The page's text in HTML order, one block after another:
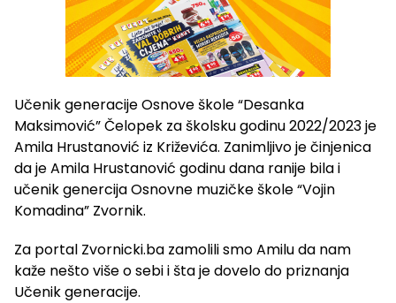
Učenik generacije Osnove škole “Desanka
Maksimović” Čelopek za školsku godinu 2022/2023 je
Amila Hrustanović iz Križevića. Zanimljivo je činjenica
da je Amila Hrustanović godinu dana ranije bila i
učenik genercija Osnovne muzičke škole “Vojin
Komadina” Zvornik.
Za portal Zvornicki.ba zamolili smo Amilu da nam
kaže nešto više o sebi i šta je dovelo do priznanja
Učenik generacije.